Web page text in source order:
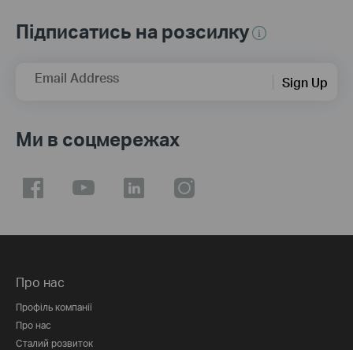
Підписатись на розсилку
Email Address Sign Up
Ми в соцмережах
Про нас
Профіль компанії
Про нас
Сталий розвиток